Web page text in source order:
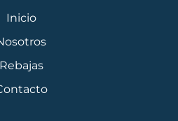
Inicio
Rebajas